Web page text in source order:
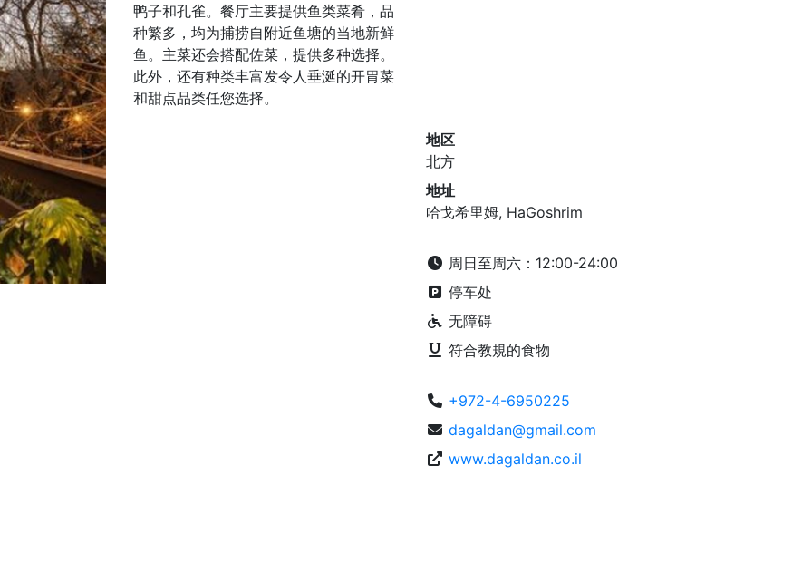
鸭子和孔雀。餐厅主要提供鱼类菜肴，品
种繁多，均为捕捞自附近鱼塘的当地新鲜
鱼。主菜还会搭配佐菜，提供多种选择。
此外，还有种类丰富发令人垂涎的开胃菜
和甜点品类任您选择。
地区
北方
地址
哈戈希里姆, HaGoshrim
周日至周六：12:00-24:00
停车处
无障碍
符合教規的食物
+972-4-6950225
dagaldan@gmail.com
www.dagaldan.co.il